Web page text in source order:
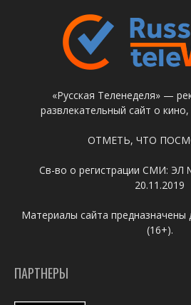
«Русская Теленеделя» —
развлекательный сайт о
ОТМЕТЬ, ЧТО
Св-во о регистрации СМИ: ЭЛ
20.11.2019
Материалы сайта предназначены
(16+).
ПАРТНЕРЫ